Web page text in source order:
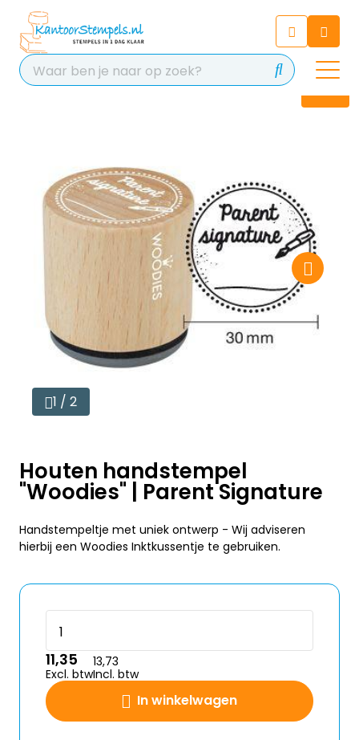
Chat 24/7 met onze chatbot
voor hulp
Contact
1 / 2
Houten handstempel
"Woodies" | Parent Signature
Handstempeltje met uniek ontwerp - Wij adviseren
hierbij een Woodies Inktkussentje te gebruiken.
In winkelwagen
11,35
Excl. btw
13,73
Incl. btw